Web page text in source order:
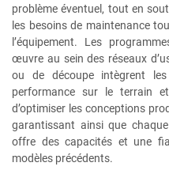
problème éventuel, tout en
les besoins de maintenance
l’équipement. Les
œuvre au sein des réseaux
ou de découpe intègrent
performance sur le terrain
d’optimiser les conceptions
garantissant ainsi que
offre des capacités et une
modèles précédents.